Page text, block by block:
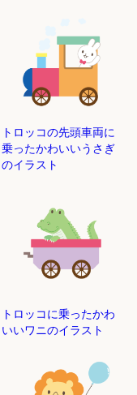
トロッコの先頭車両に
乗ったかわいいうさぎ
のイラスト
トロッコに乗ったかわ
いいワニのイラスト